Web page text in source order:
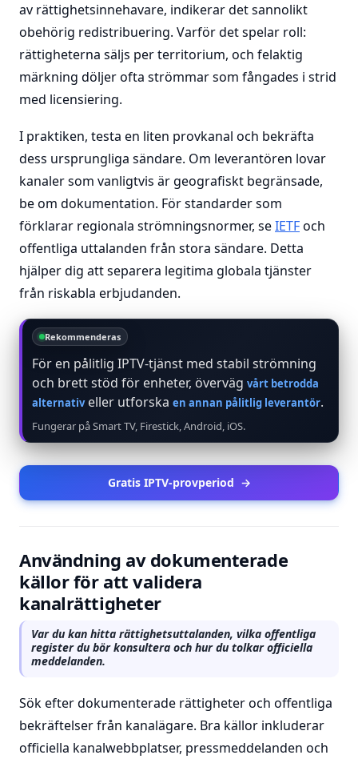
av rättighetsinnehavare, indikerar det sannolikt
obehörig redistribuering. Varför det spelar roll:
rättigheterna säljs per territorium, och felaktig
märkning döljer ofta strömmar som fångades i strid
med licensiering.
I praktiken, testa en liten provkanal och bekräfta
dess ursprungliga sändare. Om leverantören lovar
kanaler som vanligtvis är geografiskt begränsade,
be om dokumentation. För standarder som
förklarar regionala strömningsnormer, seIETFoch
offentliga uttalanden från stora sändare. Detta
hjälper dig att separera legitima globala tjänster
från riskabla erbjudanden.
Rekommenderas
För en pålitlig IPTV-tjänst med stabil strömning
och brett stöd för enheter, överväg vårt betrodda
alternativeller utforska en annan pålitlig leverantör.
Fungerar på Smart TV, Firestick, Android, iOS.
Gratis IPTV-provperiod →
Användning av dokumenterade
källor för att validera
kanalrättigheter
Var du kan hitta rättighetsuttalanden, vilka offentliga
register du bör konsultera och hur du tolkar officiella
meddelanden.
Sök efter dokumenterade rättigheter och offentliga
bekräftelser från kanalägare. Bra källor inkluderar
officiella kanalwebbplatser, pressmeddelanden och